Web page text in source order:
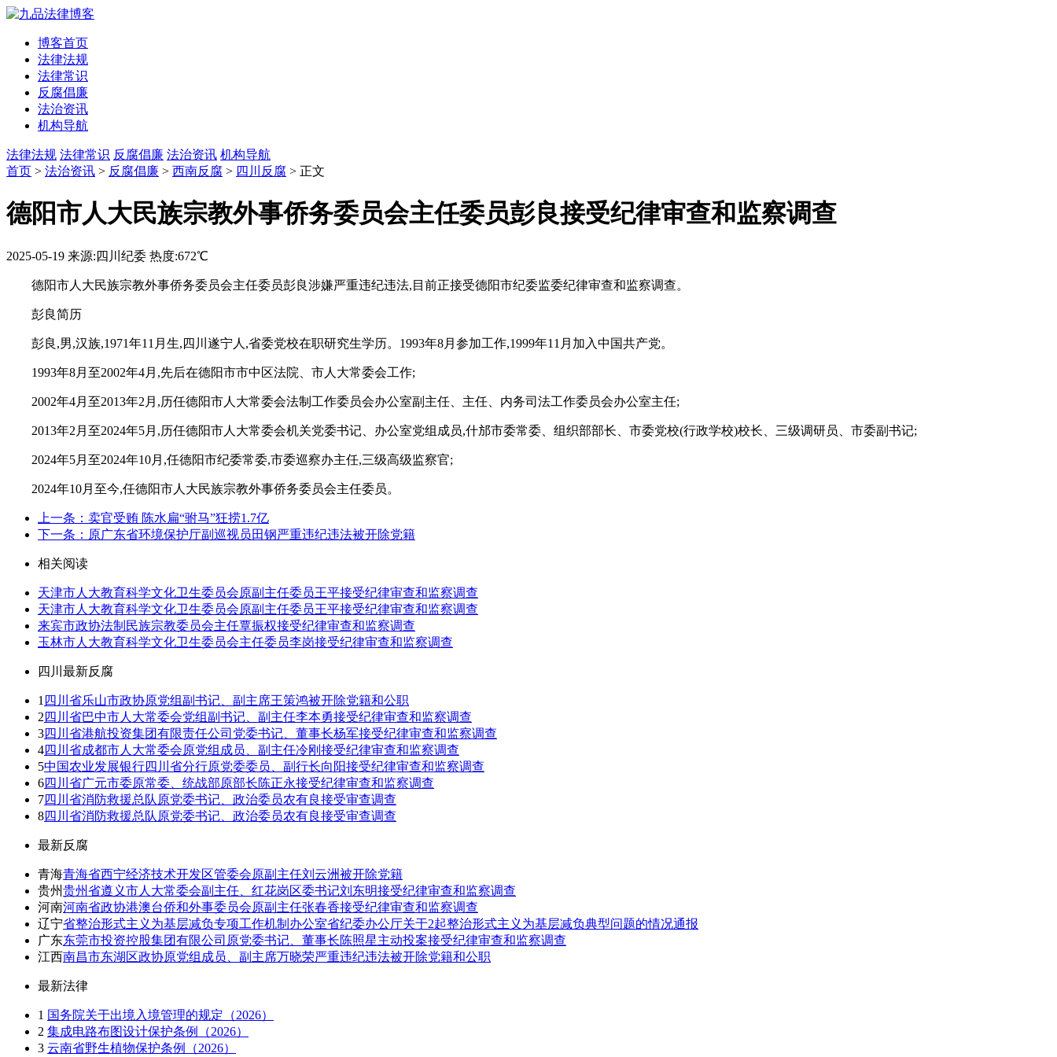
博客首页
法律法规
法律常识
反腐倡廉
法治资讯
机构导航
法律法规 法律常识 反腐倡廉 法治资讯 机构导航
首页 > 法治资讯 > 反腐倡廉 > 西南反腐 > 四川反腐 > 正文
德阳市人大民族宗教外事侨务委员会主任委员彭良接受纪律审查和监察调查
2025-05-19 来源:四川纪委 热度:672℃
德阳市人大民族宗教外事侨务委员会主任委员彭良涉嫌严重违纪违法,目前正接受德阳市纪委监委纪律审查和监察调查。
彭良简历
彭良,男,汉族,1971年11月生,四川遂宁人,省委党校在职研究生学历。1993年8月参加工作,1999年11月加入中国共产党。
1993年8月至2002年4月,先后在德阳市市中区法院、市人大常委会工作;
2002年4月至2013年2月,历任德阳市人大常委会法制工作委员会办公室副主任、主任、内务司法工作委员会办公室主任;
2013年2月至2024年5月,历任德阳市人大常委会机关党委书记、办公室党组成员,什邡市委常委、组织部部长、市委党校(行政学校)校长、三级调研员、市委副书记;
2024年5月至2024年10月,任德阳市纪委常委,市委巡察办主任,三级高级监察官;
2024年10月至今,任德阳市人大民族宗教外事侨务委员会主任委员。
上一条：卖官受贿 陈水扁“驸马”狂捞1.7亿
下一条：原广东省环境保护厅副巡视员田钢严重违纪违法被开除党籍
相关阅读
天津市人大教育科学文化卫生委员会原副主任委员王平接受纪律审查和监察调查
天津市人大教育科学文化卫生委员会原副主任委员王平接受纪律审查和监察调查
来宾市政协法制民族宗教委员会主任覃振权接受纪律审查和监察调查
玉林市人大教育科学文化卫生委员会主任委员李岗接受纪律审查和监察调查
四川最新反腐
1 四川省乐山市政协原党组副书记、副主席王策鸿被开除党籍和公职
2 四川省巴中市人大常委会党组副书记、副主任李本勇接受纪律审查和监察调查
3四川省港航投资集团有限责任公司党委书记、董事长杨军接受纪律审查和监察调查
4四川省成都市人大常委会原党组成员、副主任冷刚接受纪律审查和监察调查
5中国农业发展银行四川省分行原党委委员、副行长向阳接受纪律审查和监察调查
6四川省广元市委原常委、统战部原部长陈正永接受纪律审查和监察调查
7四川省消防救援总队原党委书记、政治委员农有良接受审查调查
8四川省消防救援总队原党委书记、政治委员农有良接受审查调查
最新反腐
青海青海省西宁经济技术开发区管委会原副主任刘云洲被开除党籍
贵州贵州省遵义市人大常委会副主任、红花岗区委书记刘东明接受纪律审查和监察调查
河南河南省政协港澳台侨和外事委员会原副主任张春香接受纪律审查和监察调查
辽宁省整治形式主义为基层减负专项工作机制办公室省纪委办公厅关于2起整治形式主义为基层减负典型问题的情况通报
广东东莞市投资控股集团有限公司原党委书记、董事长陈照星主动投案接受纪律审查和监察调查
江西南昌市东湖区政协原党组成员、副主席万晓荣严重违纪违法被开除党籍和公职
最新法律
1 国务院关于出境入境管理的规定（2026）
2 集成电路布图设计保护条例（2026）
3 云南省野生植物保护条例（2026）